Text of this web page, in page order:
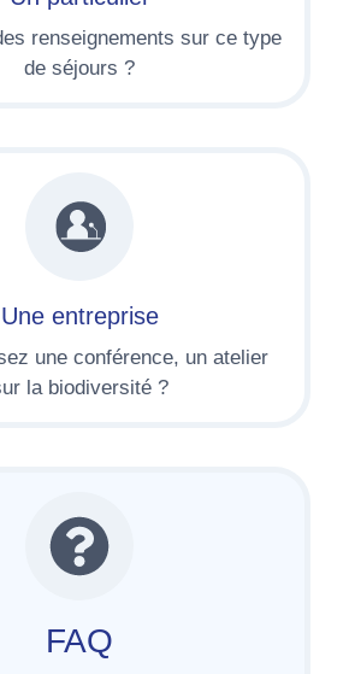
renseignements sur ce type
de séjours ?
Une entreprise
une conférence, un atelier
la biodiversité ?
FAQ